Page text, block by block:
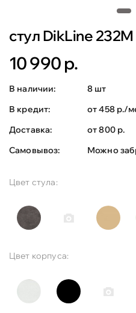
стул DikLine
10 990 р.
В наличии:
8 шт
В кредит:
от 458 р./
Доставка:
от 800 р.
Самовывоз:
Можно
Цвет стула:
Цвет корпуса: